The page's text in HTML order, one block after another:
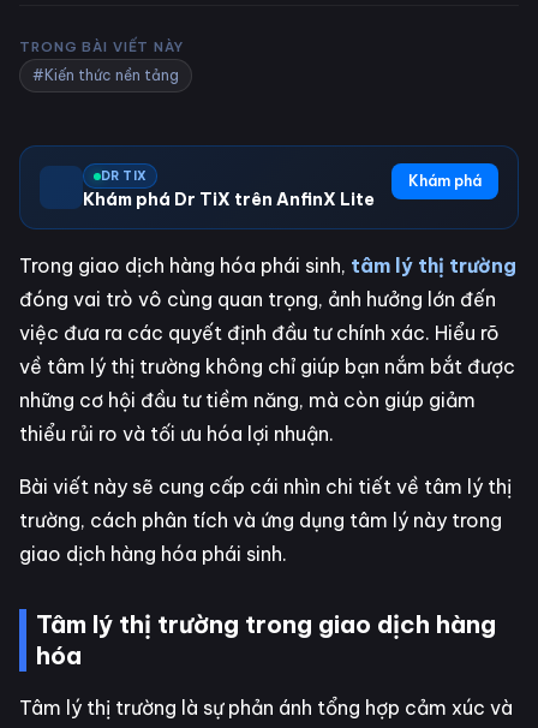
TRONG BÀI VIẾT NÀY
#Kiến thức nền tảng
DR TIX
Khám phá Dr TiX trên AnfinX Lite
Khám phá
Trong giao dịch hàng hóa phái sinh, tâm lý thị trường
đóng vai trò vô cùng quan trọng, ảnh hưởng lớn đến
việc đưa ra các quyết định đầu tư chính xác. Hiểu rõ
về tâm lý thị trường không chỉ giúp bạn nắm bắt được
những cơ hội đầu tư tiềm năng, mà còn giúp giảm
thiểu rủi ro và tối ưu hóa lợi nhuận.
Bài viết này sẽ cung cấp cái nhìn chi tiết về tâm lý thị
trường, cách phân tích và ứng dụng tâm lý này trong
giao dịch hàng hóa phái sinh.
Tâm lý thị trường trong giao dịch hàng
hóa
Tâm lý thị trường là sự phản ánh tổng hợp cảm xúc và